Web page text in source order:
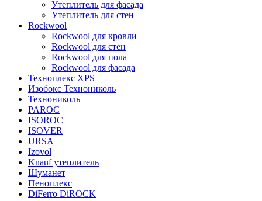
Утеплитель для фасада
Утеплитель для стен
Rockwool
Rockwool для кровли
Rockwool для стен
Rockwool для пола
Rockwool для фасада
Техноплекс XPS
Изобокс Технониколь
Технониколь
PAROC
ISOROC
ISOVER
URSA
Izovol
Knauf утеплитель
Шуманет
Пеноплекс
DiFerro DiROCK